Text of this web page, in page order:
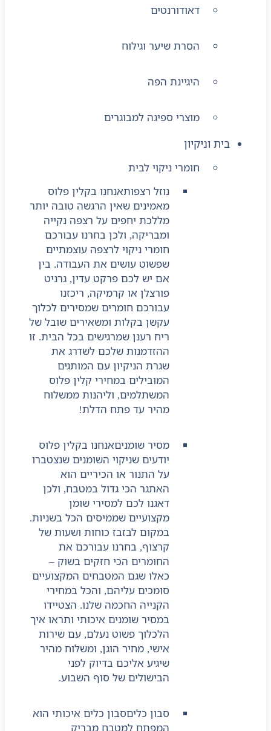
דאודורנטים
הסרת שיער וגילוח
היגיינת הפה
מוצרי ספיגה למבוגרים
בית וניקיון
חומרי ניקוי לבית
נוזל רצפותאנחנו בקלין פלוס
מאמינים שאין הרגשה טובה יותר
מללכת יחפים על רצפה נקייה
ומבריקה, ולכן בחרנו עבורכם
חומרי ניקוי לרצפה עוצמתיים
שפשוט עושים את העבודה. בין
אם יש לכם פרקט עדין, גרניט
פורצלן או קרמיקה, ריכזנו
עבורכם חומרים שמסירים לכלוך
עקשן בקלות ומשאירים שובל של
ריח רענן שמרגישים בכל הבית. זו
ההזדמנות שלכם לשדרג את
שגרת הניקיון עם המותגים
המובילים במחירי קלין פלוס
המשתלמים, וליהנות ממשלוח
מהיר עד פתח הדלת!
מסיר שומניםאנחנו בקלין פלוס
יודעים שניקוי השומנים שנצטברו
על התנור או הכיריים הוא
האתגר הכי גדול במטבח, ולכן
דאגנו לכם למסירי שומן
מקצועיים שממיסים הכל בשניות.
במקום לבזבז כוחות ושעות של
קרצוף, בחרנו עבורכם את
החומרים הכי חזקים בשוק –
כאלו שגם המטבחים המקצועיים
סומכים עליהם, והכל במחירי
הקנייה החכמה שלנו. הצטיידו
במסיר שומנים איכותי ותראו איך
הלכלוך פשוט נעלם, עם שירות
אישי, מחיר הוגן, ומשלוח מהיר
שיגיע אליכם בדיוק לפני
הבישולים של סוף השבוע.
סבון כליםסבון כלים איכותי הוא
המפתח למטבח מבריק